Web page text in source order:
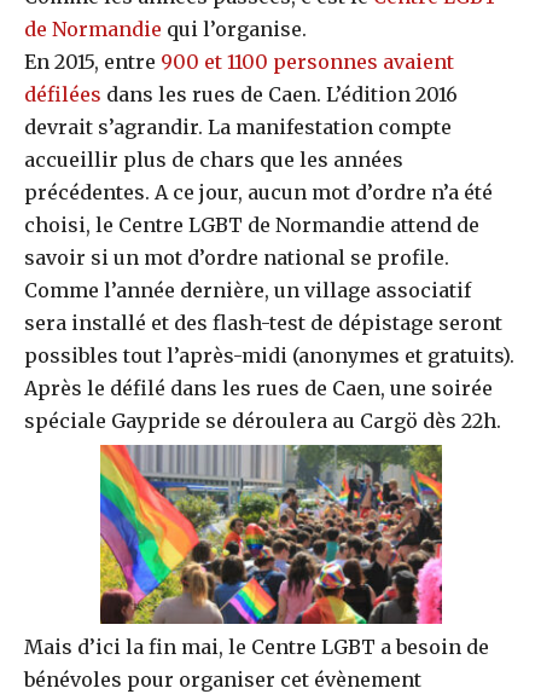
de Normandie qui l’organise.
En 2015, entre 900 et 1100 personnes avaient
défilées dans les rues de Caen. L’édition 2016
devrait s’agrandir. La manifestation compte
accueillir plus de chars que les années
précédentes. A ce jour, aucun mot d’ordre n’a été
choisi, le Centre LGBT de Normandie attend de
savoir si un mot d’ordre national se profile.
Comme l’année dernière, un village associatif
sera installé et des flash-test de dépistage seront
possibles tout l’après-midi (anonymes et gratuits).
Après le défilé dans les rues de Caen, une soirée
spéciale Gaypride se déroulera au Cargö dès 22h.
Mais d’ici la fin mai, le Centre LGBT a besoin de
bénévoles pour organiser cet évènement